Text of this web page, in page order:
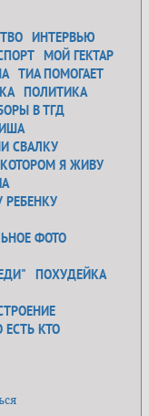
ИНТЕРВЬЮ
МОЙ ГЕКТАР
ТИА ПОМОГАЕТ
ПОЛИТИКА
В ТГД
СВАЛКУ
Я ЖИВУ
РЕБЕНКУ
ФОТО
ПОХУДЕЙКА
ЕСТЬ КТО